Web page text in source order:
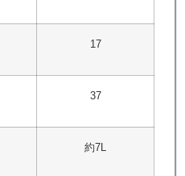
17
37
約7L